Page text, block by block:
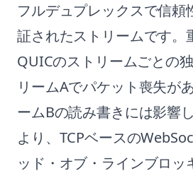
フルデュプレックスで信頼
証されたストリームです。
QUICのストリームごとの
リームAでパケット喪失が
ームBの読み書きには影響
より、TCPベースの
ッド・オブ・ラインブロッ